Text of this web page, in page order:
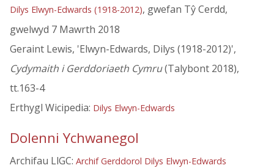
Dilys Elwyn-Edwards (1918-2012), gwefan Tŷ Cerdd,
gwelwyd 7 Mawrth 2018
Geraint Lewis, 'Elwyn-Edwards, Dilys (1918-2012)',
Cydymaith i Gerddoriaeth Cymru(Talybont 2018),
tt.163-4
Erthygl Wicipedia: Dilys Elwyn-Edwards
Dolenni Ychwanegol
Archifau LlGC: Archif Gerddorol Dilys Elwyn-Edwards